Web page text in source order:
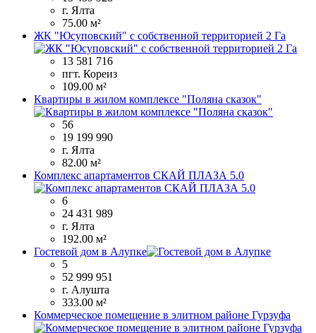
г. Ялта
75.00 м²
ЖК "Юсуповский" с собственной территорией 2 Га
13 581 716
пгт. Кореиз
109.00 м²
Квартиры в жилом комплексе "Поляна сказок"
56
19 199 990
г. Ялта
82.00 м²
Комплекс апартаментов СКАЙ ПЛАЗА 5.0
6
24 431 989
г. Ялта
192.00 м²
Гостевой дом в Алупке
5
52 999 951
г. Алушта
333.00 м²
Коммерческое помещение в элитном районе Гурзуфа